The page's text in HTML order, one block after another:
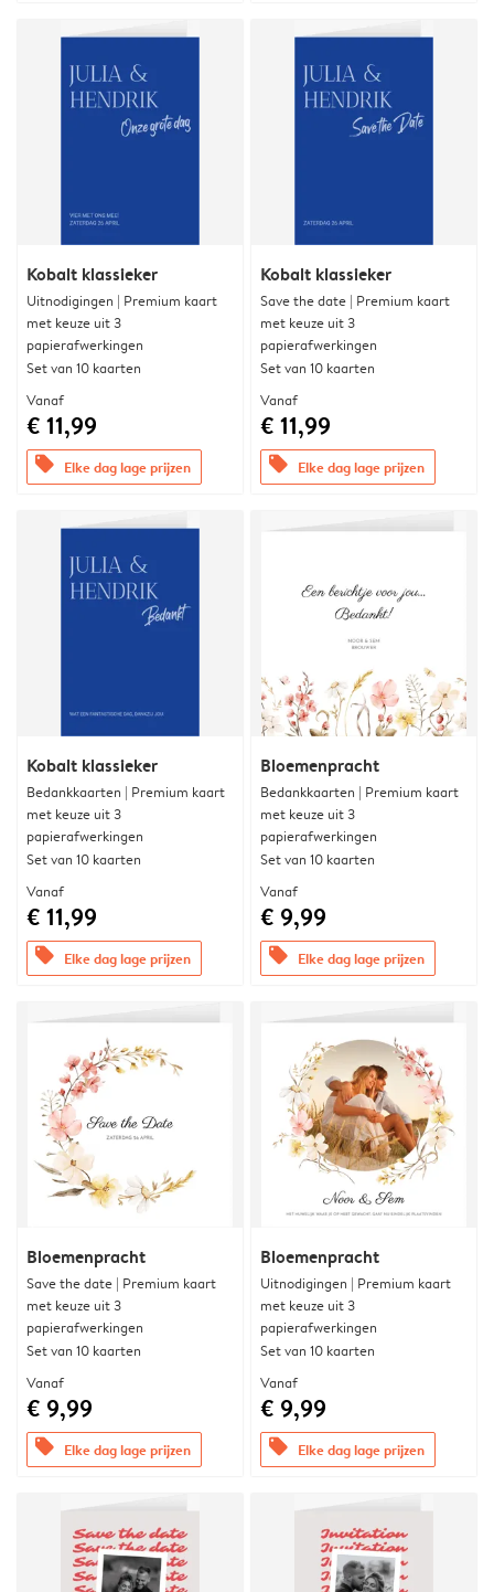
Kobalt klassieker
Uitnodigingen | Premium kaart
met keuze uit 3
papierafwerkingen
Set van 10 kaarten
Vanaf
€ 11,99
offers Elke dag lage prijzen
Kobalt klassieker
Save the date | Premium kaart
met keuze uit 3
papierafwerkingen
Set van 10 kaarten
Vanaf
€ 11,99
offers Elke dag lage prijzen
Kobalt klassieker
Bedankkaarten | Premium kaart
met keuze uit 3
papierafwerkingen
Set van 10 kaarten
Vanaf
€ 11,99
offers Elke dag lage prijzen
Bloemenpracht
Bedankkaarten | Premium kaart
met keuze uit 3
papierafwerkingen
Set van 10 kaarten
Vanaf
€ 9,99
offers Elke dag lage prijzen
Bloemenpracht
Save the date | Premium kaart
met keuze uit 3
papierafwerkingen
Set van 10 kaarten
Vanaf
€ 9,99
offers Elke dag lage prijzen
Bloemenpracht
Uitnodigingen | Premium kaart
met keuze uit 3
papierafwerkingen
Set van 10 kaarten
Vanaf
€ 9,99
offers Elke dag lage prijzen